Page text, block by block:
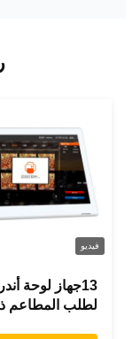
فيديو
13جهاز لوحة
لطلب المطاعم